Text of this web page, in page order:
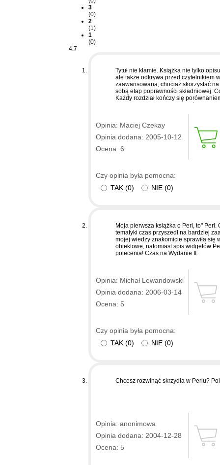
3
(0)
2
(1)
1
(0)
4.7
Tytuł nie kłamie. Książka nie tylko
ale także odkrywa przed czytelnikiem
zaawansowana, chociaż skorzystać
sobą etap poprawności składniowej.
Każdy rozdział kończy się
uwagę i łatwo w nią "odjechać".
było "zamroczyć" książkę, jednak
Czytelników wielu innych pozycji
błędy składu (przypisy oznaczane w
i zapomniane przez tłumacza
OReilly stara się utrzymywać wysoką
Opinia: Maciej Czekay
Opinia dodana: 2005-10-12
Ocena: 6
Czy opinia była pomocna:
TAK (0) NIE (0)
Moja pierwsza książka o Perl, to"
tematyki czas przyszedł na bardziej
mojej wiedzy znakomicie sprawiła się
obiektowe, natomiast spis widgetów
polecenia! Czas na Wydanie II.
Opinia: Michał Lewandowski
Opinia dodana: 2006-03-14
Ocena: 5
Czy opinia była pomocna:
TAK (0) NIE (0)
Chcesz rozwinąć skrzydła w Perlu?
Opinia: anonimowa
Opinia dodana: 2004-12-28
Ocena: 5